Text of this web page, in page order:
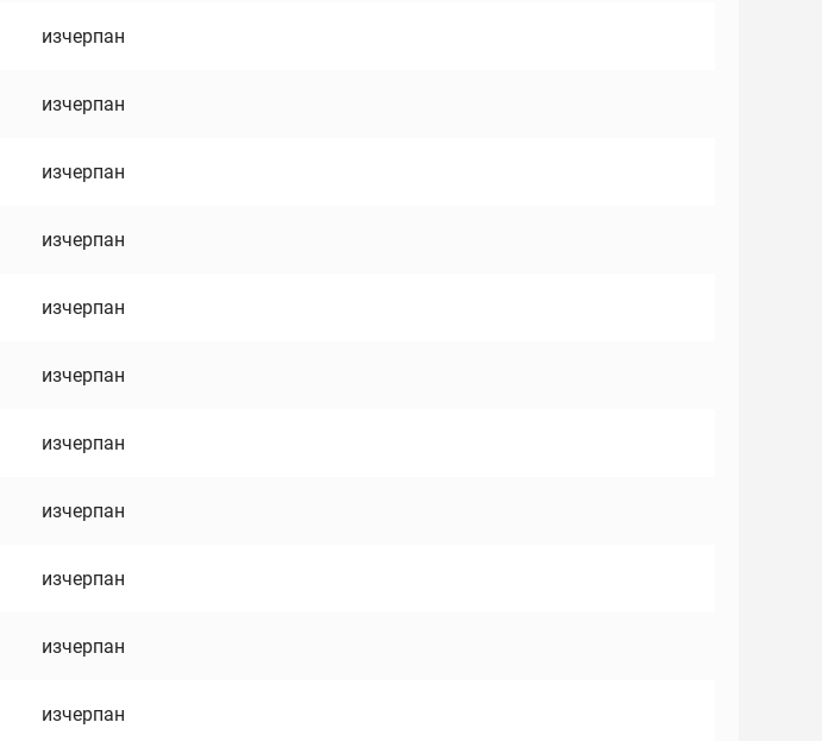
изчерпан
изчерпан
изчерпан
изчерпан
изчерпан
изчерпан
изчерпан
изчерпан
изчерпан
изчерпан
изчерпан